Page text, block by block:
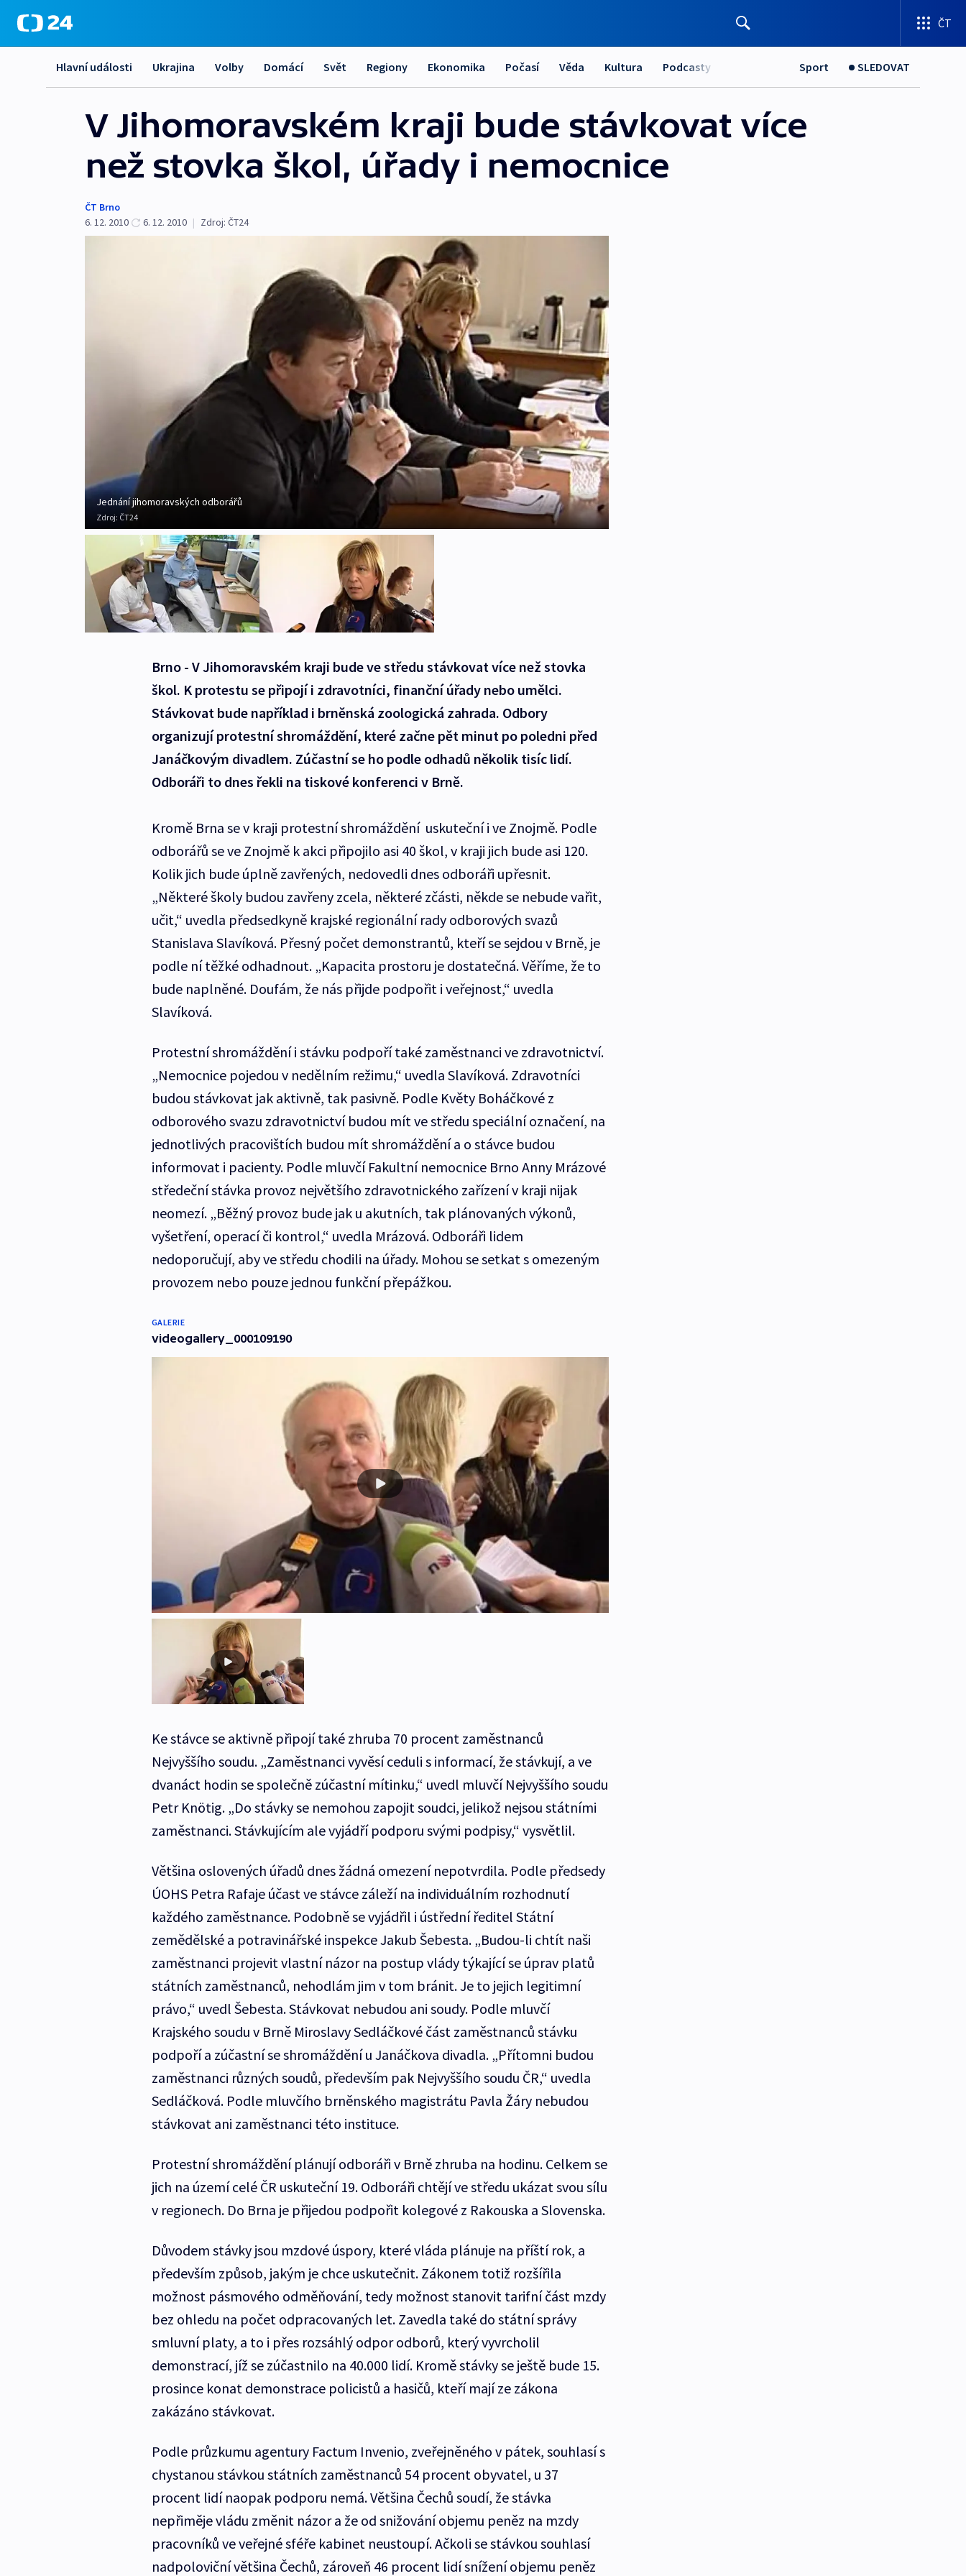
ČT
Hlavní události Ukrajina Volby Domácí Svět Regiony Ekonomika Počasí Věda Kultura Podcasty Sport SLEDOVAT
V Jihomoravském kraji bude stávkovat více
než stovka škol, úřady i nemocnice
ČT Brno
6. 12. 2010
6. 12. 2010 | Zdroj: ČT24
Jednání jihomoravských odborářů
Zdroj: ČT24
Brno - V Jihomoravském kraji bude ve středu stávkovat více než stovka
škol. K protestu se připojí i zdravotníci, finanční úřady nebo umělci.
Stávkovat bude například i brněnská zoologická zahrada. Odbory
organizují protestní shromáždění, které začne pět minut po poledni před
Janáčkovým divadlem. Zúčastní se ho podle odhadů několik tisíc lidí.
Odboráři to dnes řekli na tiskové konferenci v Brně.
Kromě Brna se v kraji protestní shromáždění uskuteční i ve Znojmě. Podle
odborářů se ve Znojmě k akci připojilo asi 40 škol, v kraji jich bude asi 120.
Kolik jich bude úplně zavřených, nedovedli dnes odboráři upřesnit.
„Některé školy budou zavřeny zcela, některé zčásti, někde se nebude vařit,
učit,“ uvedla předsedkyně krajské regionální rady odborových svazů
Stanislava Slavíková. Přesný počet demonstrantů, kteří se sejdou v Brně, je
podle ní těžké odhadnout. „Kapacita prostoru je dostatečná. Věříme, že to
bude naplněné. Doufám, že nás přijde podpořit i veřejnost,“ uvedla
Slavíková.
Protestní shromáždění i stávku podpoří také zaměstnanci ve zdravotnictví.
„Nemocnice pojedou v nedělním režimu,“ uvedla Slavíková. Zdravotníci
budou stávkovat jak aktivně, tak pasivně. Podle Květy Boháčkové z
odborového svazu zdravotnictví budou mít ve středu speciální označení, na
jednotlivých pracovištích budou mít shromáždění a o stávce budou
informovat i pacienty. Podle mluvčí Fakultní nemocnice Brno Anny Mrázové
středeční stávka provoz největšího zdravotnického zařízení v kraji nijak
neomezí. „Běžný provoz bude jak u akutních, tak plánovaných výkonů,
vyšetření, operací či kontrol,“ uvedla Mrázová. Odboráři lidem
nedoporučují, aby ve středu chodili na úřady. Mohou se setkat s omezeným
provozem nebo pouze jednou funkční přepážkou.
GALERIE
videogallery_000109190
Ke stávce se aktivně připojí také zhruba 70 procent zaměstnanců
Nejvyššího soudu. „Zaměstnanci vyvěsí ceduli s informací, že stávkují, a ve
dvanáct hodin se společně zúčastní mítinku,“ uvedl mluvčí Nejvyššího soudu
Petr Knötig. „Do stávky se nemohou zapojit soudci, jelikož nejsou státními
zaměstnanci. Stávkujícím ale vyjádří podporu svými podpisy,“ vysvětlil.
Většina oslovených úřadů dnes žádná omezení nepotvrdila. Podle předsedy
ÚOHS Petra Rafaje účast ve stávce záleží na individuálním rozhodnutí
každého zaměstnance. Podobně se vyjádřil i ústřední ředitel Státní
zemědělské a potravinářské inspekce Jakub Šebesta. „Budou-li chtít naši
zaměstnanci projevit vlastní názor na postup vlády týkající se úprav platů
státních zaměstnanců, nehodlám jim v tom bránit. Je to jejich legitimní
právo,“ uvedl Šebesta. Stávkovat nebudou ani soudy. Podle mluvčí
Krajského soudu v Brně Miroslavy Sedláčkové část zaměstnanců stávku
podpoří a zúčastní se shromáždění u Janáčkova divadla. „Přítomni budou
zaměstnanci různých soudů, především pak Nejvyššího soudu ČR,“ uvedla
Sedláčková. Podle mluvčího brněnského magistrátu Pavla Žáry nebudou
stávkovat ani zaměstnanci této instituce.
Protestní shromáždění plánují odboráři v Brně zhruba na hodinu. Celkem se
jich na území celé ČR uskuteční 19. Odboráři chtějí ve středu ukázat svou sílu
v regionech. Do Brna je přijedou podpořit kolegové z Rakouska a Slovenska.
Důvodem stávky jsou mzdové úspory, které vláda plánuje na příští rok, a
především způsob, jakým je chce uskutečnit. Zákonem totiž rozšířila
možnost pásmového odměňování, tedy možnost stanovit tarifní část mzdy
bez ohledu na počet odpracovaných let. Zavedla také do státní správy
smluvní platy, a to i přes rozsáhlý odpor odborů, který vyvrcholil
demonstrací, jíž se zúčastnilo na 40.000 lidí. Kromě stávky se ještě bude 15.
prosince konat demonstrace policistů a hasičů, kteří mají ze zákona
zakázáno stávkovat.
Podle průzkumu agentury Factum Invenio, zveřejněného v pátek, souhlasí s
chystanou stávkou státních zaměstnanců 54 procent obyvatel, u 37
procent lidí naopak podporu nemá. Většina Čechů soudí, že stávka
nepřiměje vládu změnit názor a že od snižování objemu peněz na mzdy
pracovníků ve veřejné sféře kabinet neustoupí. Ačkoli se stávkou souhlasí
nadpoloviční většina Čechů, zároveň 46 procent lidí snížení objemu peněz